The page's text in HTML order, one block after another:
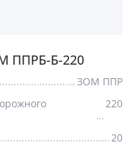
ППРБ-Б-220
ЗОМ ППР
220
20